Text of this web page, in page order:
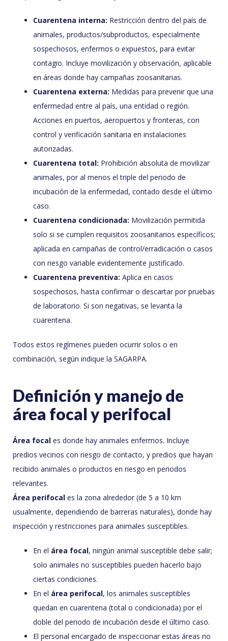
Cuarentena interna: Restricción dentro del país de
animales, productos/subproductos, especialmente
sospechosos, enfermos o expuestos, para evitar
contagio. Incluye movilización y observación, aplicable
en áreas donde hay campañas zoosanitarias.
Cuarentena externa: Medidas para prevenir que una
enfermedad entre al país, una entidad o región.
Acciones en puertos, aeropuertos y fronteras, con
control y verificación sanitaria en instalaciones
autorizadas.
Cuarentena total: Prohibición absoluta de movilizar
animales, por al menos el triple del periodo de
incubación de la enfermedad, contado desde el último
caso.
Cuarentena condicionada: Movilización permitida
solo si se cumplen requisitos zoosanitarios específicos;
aplicada en campañas de control/erradicación o casos
con riesgo variable evidentemente justificado.
Cuarentena preventiva: Aplica en casos
sospechosos, hasta confirmar o descartar por pruebas
de laboratorio. Si son negativas, se levanta la
cuarentena.
Todos estos regímenes pueden ocurrir solos o en
combinación, según indique la SAGARPA.
Definición y manejo de
área focal y perifocal
Área focal es donde hay animales enfermos. Incluye
predios vecinos con riesgo de contacto, y predios que hayan
recibido animales o productos en riesgo en periodos
relevantes.
Área perifocal es la zona alrededor (de 5 a 10 km
usualmente, dependiendo de barreras naturales), donde hay
inspección y restricciones para animales susceptibles.
En el área focal, ningún animal susceptible debe salir;
solo animales no susceptibles pueden hacerlo bajo
ciertas condiciones.
En el área perifocal, los animales susceptibles
quedan en cuarentena (total o condicionada) por el
doble del periodo de incubación desde el último caso.
El personal encargado de inspeccionar estas áreas no